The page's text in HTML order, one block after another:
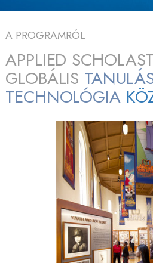
A PROGRAMRÓL
APPLIED
GLOBÁLIS
TECHNOLÓGIA